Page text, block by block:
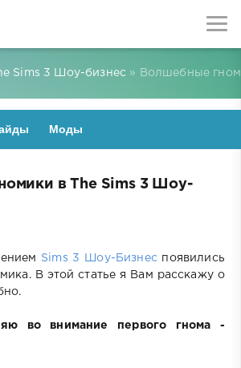
Sims 3 Шоу-бизнес » Волшебные
Моды
в The Sims 3 Шоу-
Sims 3 Шоу-Бизнеспоявились
В этой статье я Вам расскажу о
во внимание первого гнома -